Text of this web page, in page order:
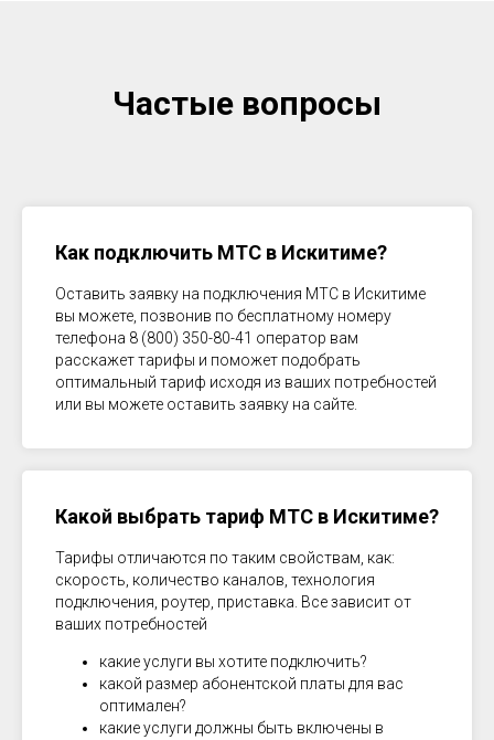
Частые вопросы
Как подключить МТС в Искитиме?
Оставить заявку на подключения МТС в Искитиме
вы можете, позвонив по бесплатному номеру
телефона 8 (800) 350-80-41 оператор вам
расскажет тарифы и поможет подобрать
оптимальный тариф исходя из ваших потребностей
или вы можете оставить заявку на сайте.
Какой выбрать тариф МТС в Искитиме?
Тарифы отличаются по таким свойствам, как:
скорость, количество каналов, технология
подключения, роутер, приставка. Все зависит от
ваших потребностей
какие услуги вы хотите подключить?
какой размер абонентской платы для вас
оптимален?
какие услуги должны быть включены в